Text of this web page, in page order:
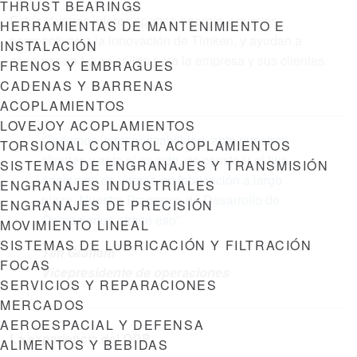
THRUST BEARINGS
HERRAMIENTAS DE MANTENIMIENTO E
INSTALACIÓN
FRENOS Y EMBRAGUES
CADENAS Y BARRENAS
ACOPLAMIENTOS
LOVEJOY ACOPLAMIENTOS
TORSIONAL CONTROL ACOPLAMIENTOS
SISTEMAS DE ENGRANAJES Y TRANSMISIÓN
ENGRANAJES INDUSTRIALES
ENGRANAJES DE PRECISIÓN
MOVIMIENTO LINEAL
SISTEMAS DE LUBRICACIÓN Y FILTRACIÓN
FOCAS
SERVICIOS Y REPARACIONES
MERCADOS
AEROESPACIAL Y DEFENSA
ALIMENTOS Y BEBIDAS
Estos jóvenes líderes aportan energía y nuevas
perspectivas a la innovación de Timken, y ayudan a
asegurar un futuro sólido para la empresa y sus clientes.
“Tenemos la responsabilidad, ante nuestros
clientes y ante el mundo, de construir el tipo
adecuado de líderes en fabricación a largo
plazo. Nuestro Programa de Desarrollo de
Operaciones ofrece eso”.
Tim Graham
Vicepresidente de operaciones
La experiencia del ODP